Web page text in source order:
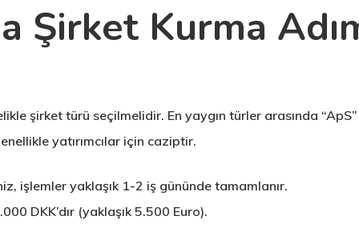
Şirket Kurma
şirket türü seçilmelidir. En yaygın türler arasında
yatırımcılar için caziptir.
işlemler yaklaşık 1-2 iş gününde tamamlanır.
DKK’dır (yaklaşık 5.500 Euro).